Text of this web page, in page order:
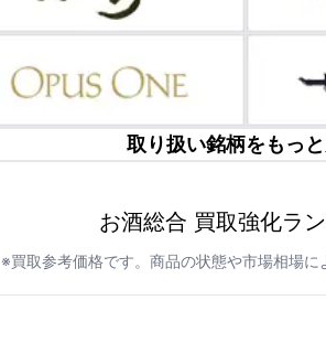
取り扱い銘柄をもっ
お酒総合 買取強化ラ
※買取参考価格です。商品の状態や市場相場に